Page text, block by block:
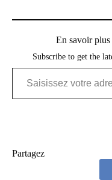
En savoir
Subscribe to get the
Saisissez votre adresse e-mail…
Partagez